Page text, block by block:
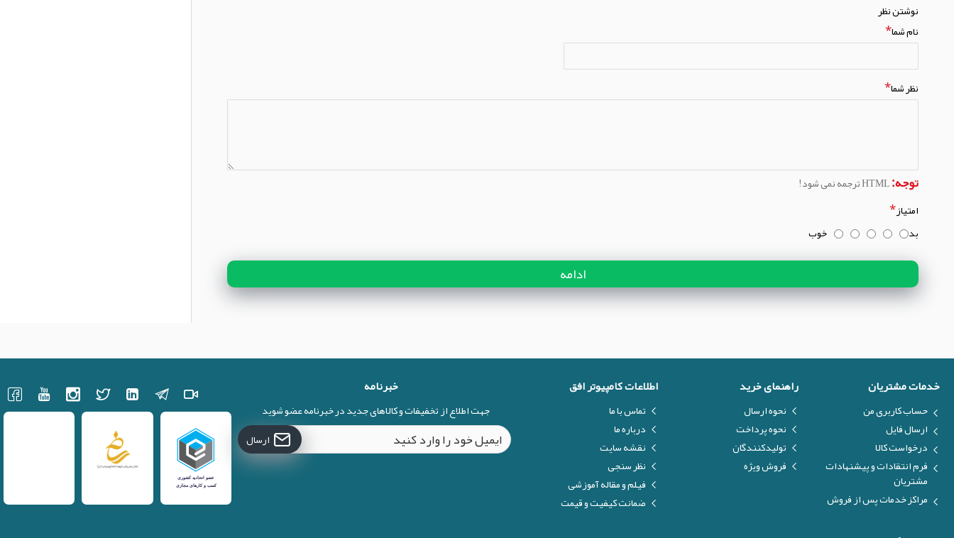
نوشتن نظر
نام شما
نظر شما
توجه:
امتیاز
بد
خوب
ادامه
خدمات مشتریان
حساب کاربری من
ارسال فایل
درخواست کالا
فرم انتقادات و پیشنهادات
مشتریان
مراکز خدمات پس از فروش
راهنمای خرید
نحوه ارسال
نحوه پرداخت
تولیدکنندگان
فروش ویژه
اطلاعات کامپیوتر افق
تماس با ما
درباره ما
نقشه سایت
نظر سنجی
فیلم و مقاله آموزشی
ضمانت کیفیت و قیمت
خبرنامه
جهت اطلاع از تخفیفات و کالاهای جدید در خبرنامه عضو شوید
ارسال